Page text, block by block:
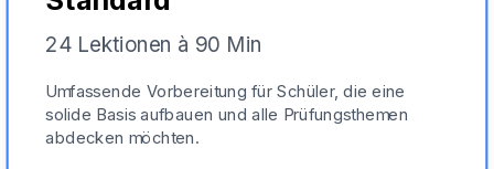
24 Lektionen à 90 Min
Umfassende Vorbereitung für Schüler, die eine
solide Basis aufbauen und alle Prüfungsthemen
abdecken möchten.